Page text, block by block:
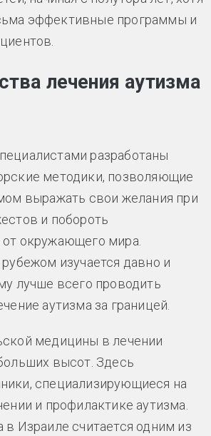
эффективные программы и
лечения аутизма
разработаны
методики, позволяющие
выражать свои желания при
и побороть
окружающего мира.
изучается давно и
лучше всего проводить
аутизма за границей.
медицины в лечении
высот. Здесь
специализирующиеся на
и профилактике аутизма.
в Израиле считается одним из